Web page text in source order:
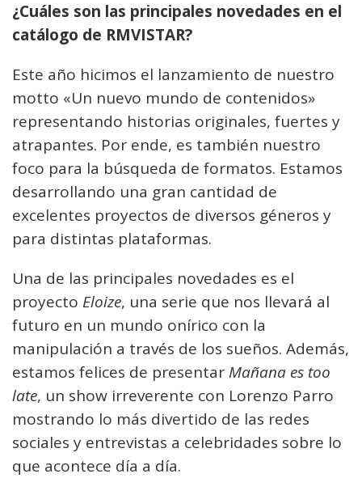
¿Cuáles son las principales novedades en el
catálogo de RMVISTAR?
Este año hicimos el lanzamiento de nuestro
motto «Un nuevo mundo de contenidos»
representando historias originales, fuertes y
atrapantes. Por ende, es también nuestro
foco para la búsqueda de formatos. Estamos
desarrollando una gran cantidad de
excelentes proyectos de diversos géneros y
para distintas plataformas.
Una de las principales novedades es el
proyecto Eloize, una serie que nos llevará al
futuro en un mundo onírico con la
manipulación a través de los sueños. Además,
estamos felices de presentar Mañana es too
late, un show irreverente con Lorenzo Parro
mostrando lo más divertido de las redes
sociales y entrevistas a celebridades sobre lo
que acontece día a día.